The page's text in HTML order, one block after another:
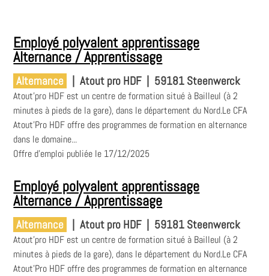
Employé polyvalent apprentissage
Alternance / Apprentissage
Alternance | Atout pro HDF | 59181 Steenwerck
Atout'pro HDF est un centre de formation situé à Bailleul (à 2
minutes à pieds de la gare), dans le département du Nord.Le CFA
Atout'Pro HDF offre des programmes de formation en alternance
dans le domaine...
Offre d'emploi publiée le 17/12/2025
Employé polyvalent apprentissage
Alternance / Apprentissage
Alternance | Atout pro HDF | 59181 Steenwerck
Atout'pro HDF est un centre de formation situé à Bailleul (à 2
minutes à pieds de la gare), dans le département du Nord.Le CFA
Atout'Pro HDF offre des programmes de formation en alternance